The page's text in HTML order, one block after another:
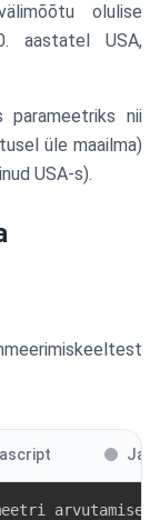
olulise
aastatel USA,
parameetriks nii
üle maailma)
USA-s).